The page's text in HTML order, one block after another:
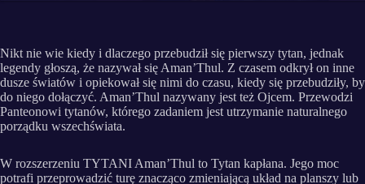
Nikt nie wie kiedy i dlaczego przebudził się pierwszy tytan, jednak
legendy głoszą, że nazywał się Aman’Thul. Z czasem odkrył on inne
dusze światów i opiekował się nimi do czasu, kiedy się przebudziły, by
do niego dołączyć. Aman’Thul nazywany jest też Ojcem. Przewodzi
Panteonowi tytanów, którego zadaniem jest utrzymanie naturalnego
porządku wszechświata.
W rozszerzeniu TYTANI Aman’Thul to Tytan kapłana. Jego moc
potrafi przeprowadzić turę znacząco zmieniającą układ na planszy lub